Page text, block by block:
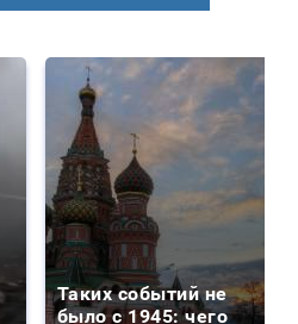
Таких событий не
было с 1945: чего